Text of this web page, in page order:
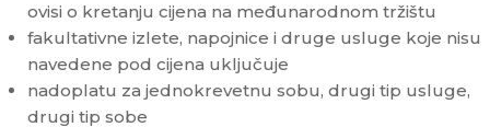
ovisi o kretanju cijena na međunarodnom tržištu
fakultativne izlete, napojnice i druge usluge koje nisu
navedene pod cijena uključuje
nadoplatu za jednokrevetnu sobu, drugi tip usluge,
drugi tip sobe